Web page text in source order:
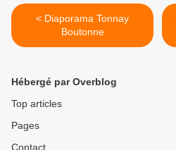
< Diaporama Tonnay
Boutonne
Hébergé par Overblog
Top articles
Pages
Contact